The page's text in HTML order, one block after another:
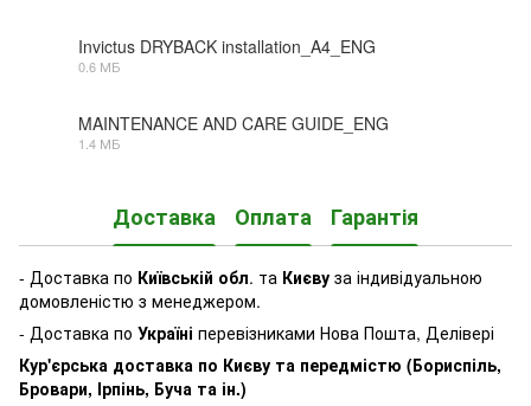
Invictus DRYBACK installation_A4_ENG
0.6 МБ
MAINTENANCE AND CARE GUIDE_ENG
1.4 МБ
Доставка Оплата Гарантія
- Доставка по Київській обл. та Києву за індивідуальною
домовленістю з менеджером.
- Доставка по Україні перевізниками Нова Пошта, Делівері
Кур'єрська доставка по Києву та передмістю (Бориспіль,
Бровари, Ірпінь, Буча та ін.)